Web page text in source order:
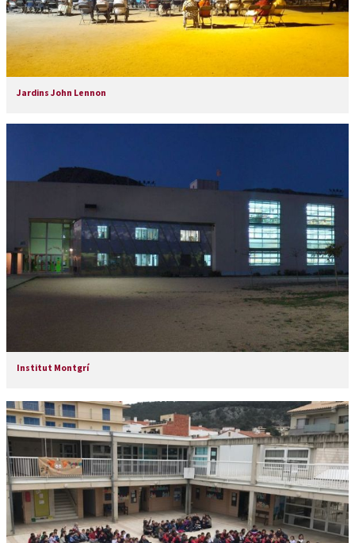
Jardins John Lennon
Institut Montgrí